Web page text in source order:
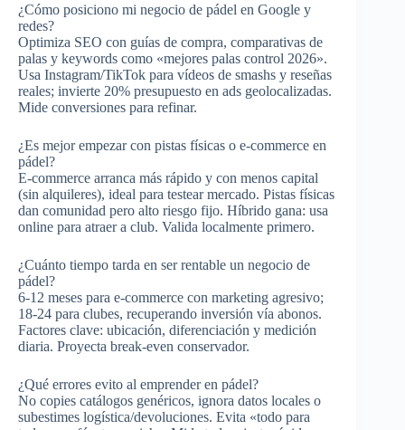
¿Cómo posiciono mi negocio de pádel en Google y
redes?
Optimiza SEO con guías de compra, comparativas de
palas y keywords como «mejores palas control 2026».
Usa Instagram/TikTok para vídeos de smashs y reseñas
reales; invierte 20% presupuesto en ads geolocalizadas.
Mide conversiones para refinar.​
¿Es mejor empezar con pistas físicas o e-commerce en
pádel?
E-commerce arranca más rápido y con menos capital
(sin alquileres), ideal para testear mercado. Pistas físicas
dan comunidad pero alto riesgo fijo. Híbrido gana: usa
online para atraer a club. Valida localmente primero.​
¿Cuánto tiempo tarda en ser rentable un negocio de
pádel?
6-12 meses para e-commerce con marketing agresivo;
18-24 para clubes, recuperando inversión vía abonos.
Factores clave: ubicación, diferenciación y medición
diaria. Proyecta break-even conservador.​
¿Qué errores evito al emprender en pádel?
No copies catálogos genéricos, ignora datos locales o
subestimes logística/devoluciones. Evita «todo para